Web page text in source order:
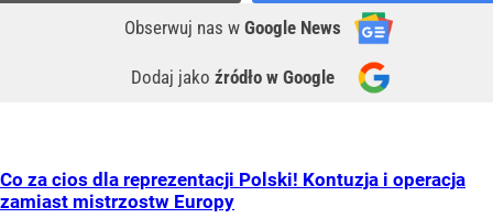
Obserwuj nas w Google News
Dodaj jako źródło w Google
Co za cios dla reprezentacji Polski! Kontuzja i operacja
zamiast mistrzostw Europy